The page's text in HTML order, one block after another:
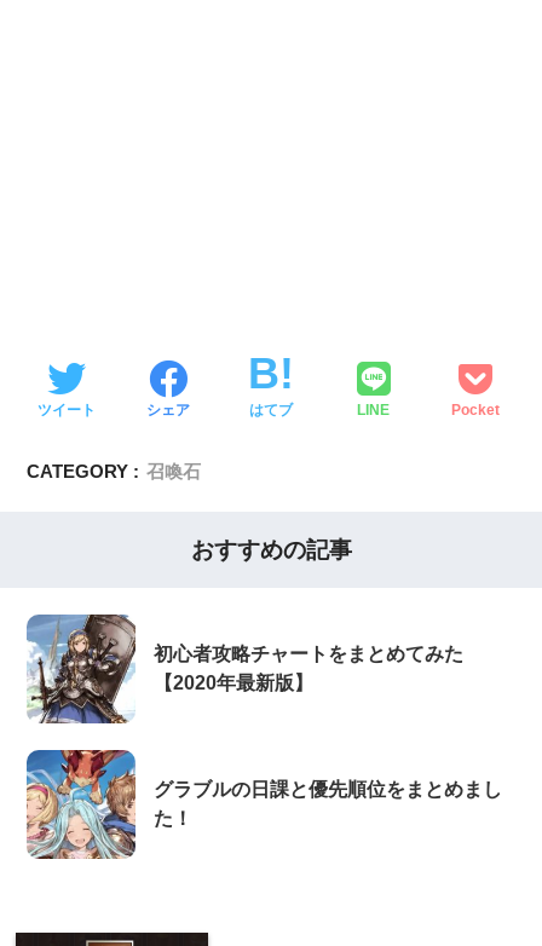
ツイート シェア はてブ LINE Pocket
CATEGORY : 召喚石
おすすめの記事
初心者攻略チャートをまとめてみた
【2020年最新版】
グラブルの日課と優先順位をまとめまし
た！